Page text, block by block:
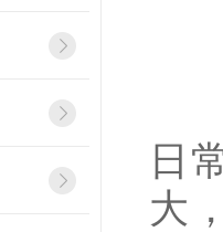
日
大